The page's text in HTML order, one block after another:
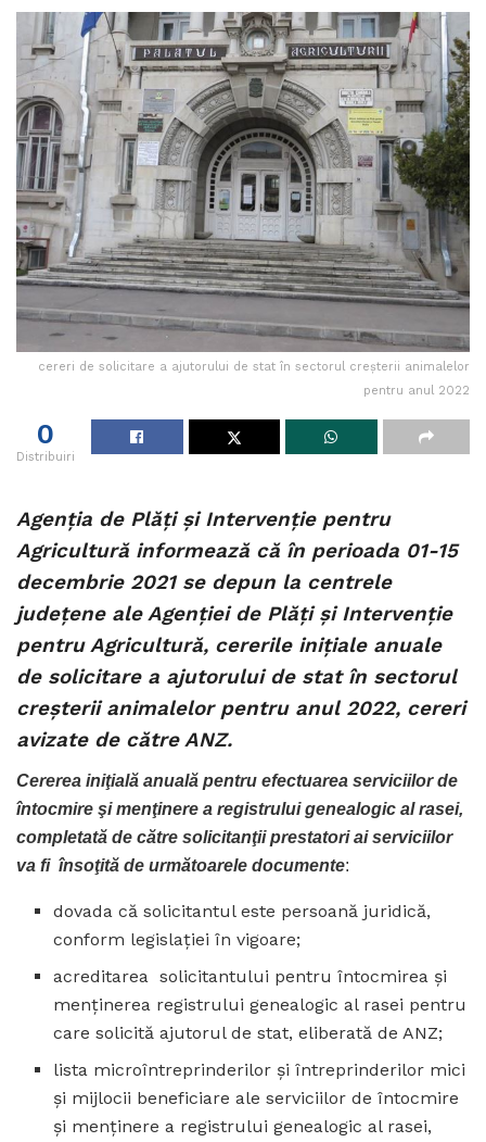
cereri de solicitare a ajutorului de stat în sectorul creșterii animalelor
pentru anul 2022
0
Distribuiri
Agenţia de Plăţi şi Intervenţie pentru
Agricultură informează că în perioada 01-15
decembrie 2021 se depun la centrele
judeţene ale Agenţiei de Plăţi şi Intervenţie
pentru Agricultură, cererile iniţiale anuale
de solicitare a ajutorului de stat în sectorul
creşterii animalelor pentru anul 2022, cereri
avizate de către ANZ.
Cererea iniţială anuală pentru efectuarea serviciilor de
întocmire şi menţinere a registrului genealogic al rasei,
completată de către solicitanţii prestatori ai serviciilor
va fi însoţită de următoarele documente:
dovada că solicitantul este persoană juridică,
conform legislaţiei în vigoare;
acreditarea solicitantului pentru întocmirea şi
menţinerea registrului genealogic al rasei pentru
care solicită ajutorul de stat, eliberată de ANZ;
lista microîntreprinderilor şi întreprinderilor mici
şi mijlocii beneficiare ale serviciilor de întocmire
şi menţinere a registrului genealogic al rasei,